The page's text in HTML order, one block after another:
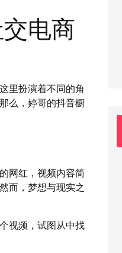
电商
里扮演着不同的角
么，婷哥的抖音橱
网红，视频内容简
而，梦想与现实之
视频，试图从中找